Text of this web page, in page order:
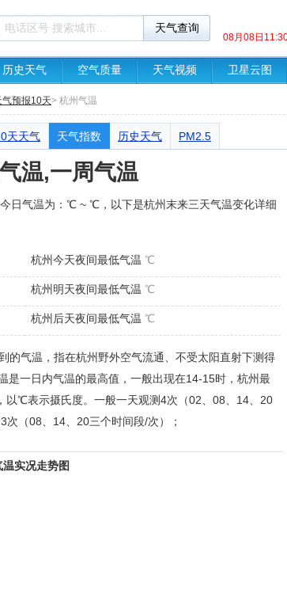
08月08日
历史天气 空气质量 天气视频 卫星云图
气预报10天> 杭州气温
天天气 天气指数 历史天气 PM2.5
温,一周气温
日气温为：℃ ~ ℃，以下是杭州末来三天气温变化详细
杭州今天夜间最低气温 ℃
杭州明天夜间最低气温 ℃
杭州后天夜间最低气温 ℃
的气温，指在杭州野外空气流通、不受太阳直射下测得
是一日内气温的最高值，一般出现在14-15时，杭州最
以℃表示摄氏度。一般一天观测4次（02、08、14、20
（08、14、20三个时间段/次）；
实况走势图